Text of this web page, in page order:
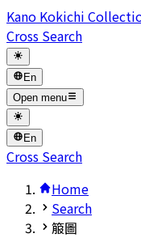
Kano Kokichi
Cross Search
En
Open menu
En
Cross Search
Home
Search
箙圖